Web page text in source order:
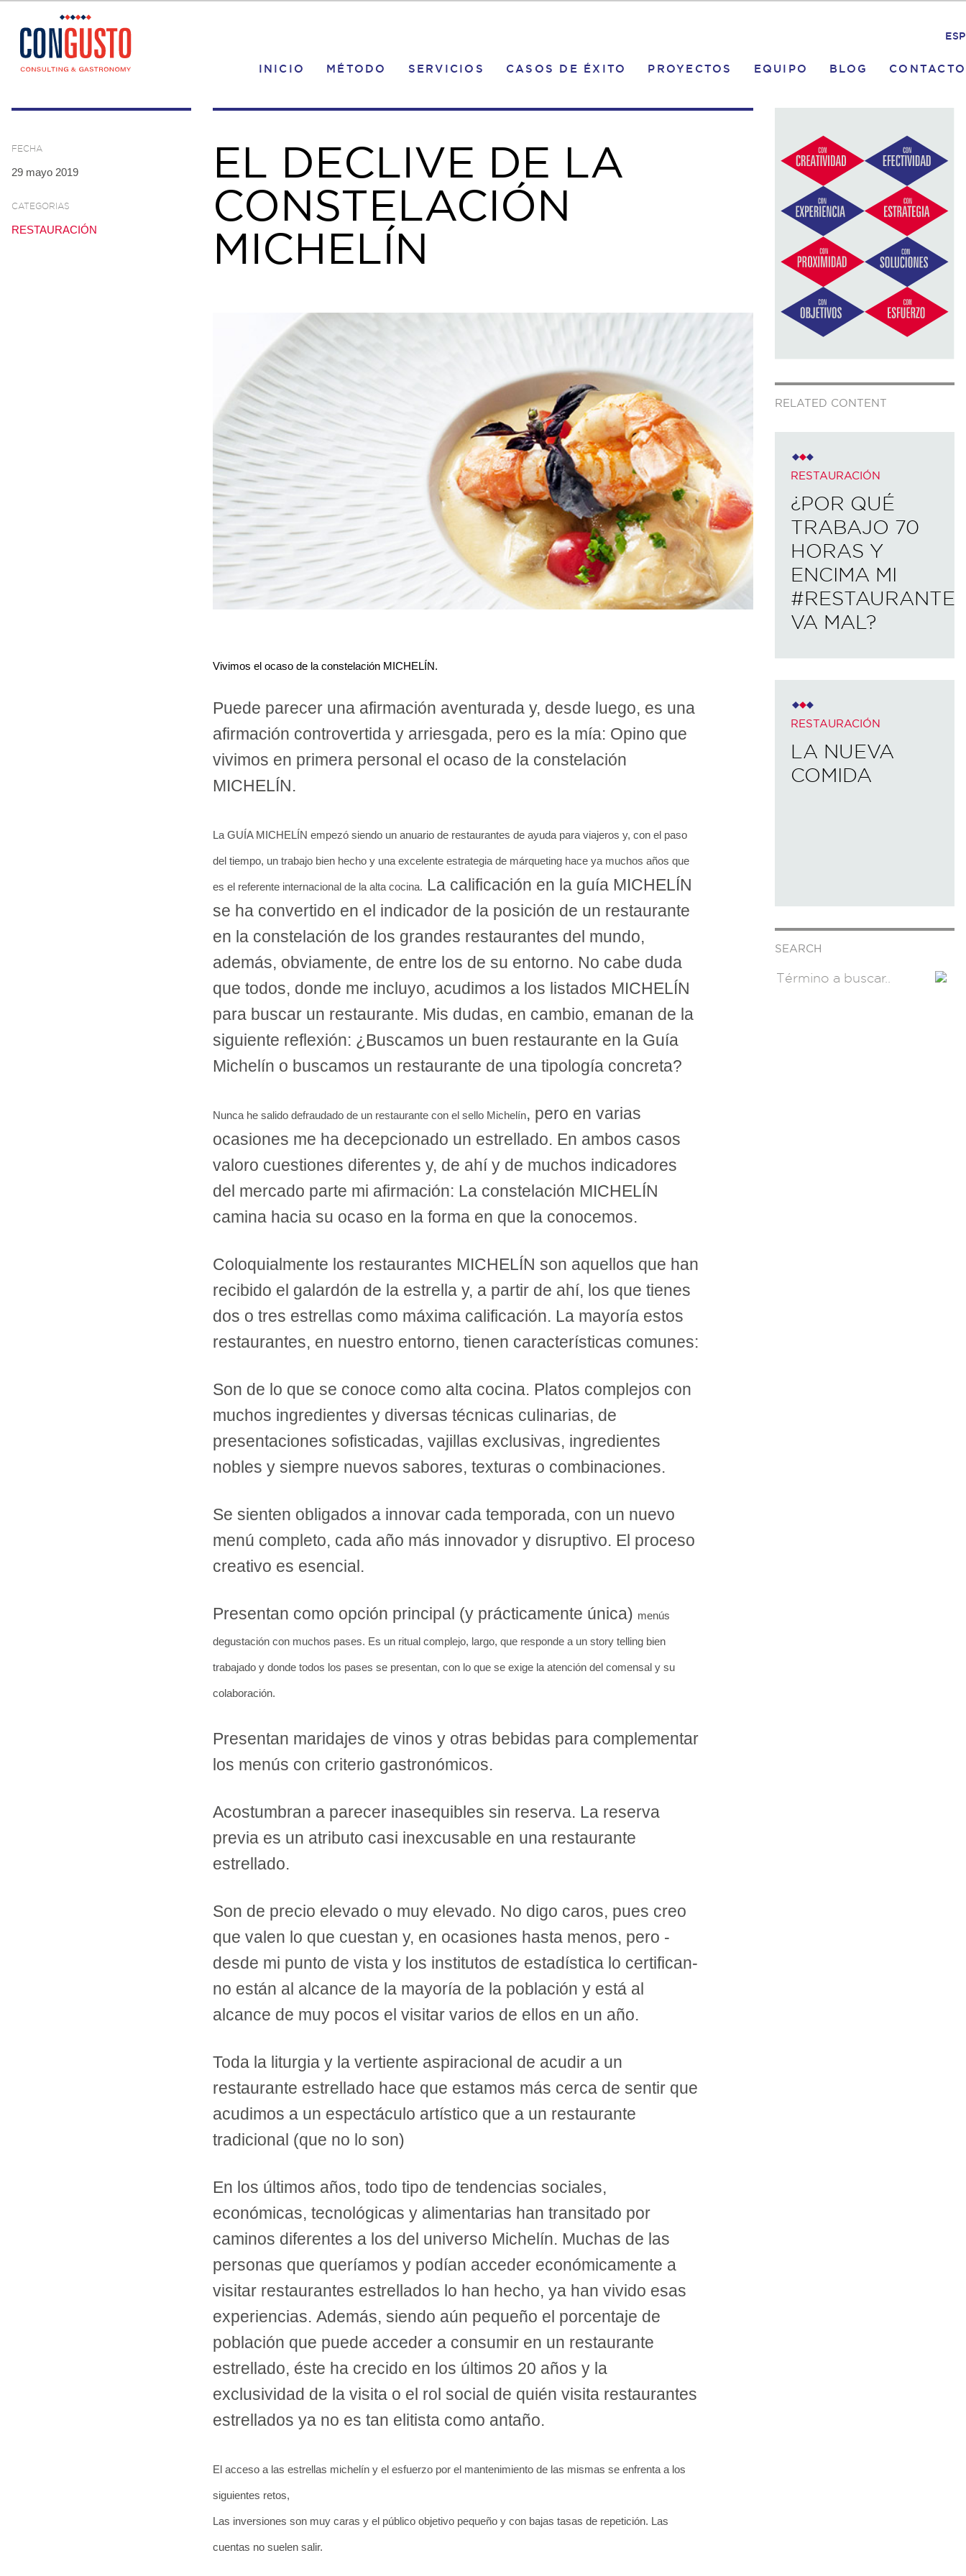
ESP
INICIO MÉTODO SERVICIOS CASOS DE ÉXITO PROYECTOS EQUIPO BLOG CONTACTO
FECHA
29 mayo 2019
CATEGORIAS
RESTAURACIÓN
EL DECLIVE DE LA
CONSTELACIÓN
MICHELÍN
Vivimos el ocaso de la constelación MICHELÍN.
Puede parecer una afirmación aventurada y, desde luego, es una
afirmación controvertida y arriesgada, pero es la mía: Opino que
vivimos en primera personal el ocaso de la constelación
MICHELÍN.
La GUÍA MICHELÍN empezó siendo un anuario de restaurantes de ayuda para viajeros y, con el paso
del tiempo, un trabajo bien hecho y una excelente estrategia de márqueting hace ya muchos años que
es el referente internacional de la alta cocina. La calificación en la guía MICHELÍN
se ha convertido en el indicador de la posición de un restaurante
en la constelación de los grandes restaurantes del mundo,
además, obviamente, de entre los de su entorno. No cabe duda
que todos, donde me incluyo, acudimos a los listados MICHELÍN
para buscar un restaurante. Mis dudas, en cambio, emanan de la
siguiente reflexión: ¿Buscamos un buen restaurante en la Guía
Michelín o buscamos un restaurante de una tipología concreta?
Nunca he salido defraudado de un restaurante con el sello Michelín, pero en varias
ocasiones me ha decepcionado un estrellado. En ambos casos
valoro cuestiones diferentes y, de ahí y de muchos indicadores
del mercado parte mi afirmación: La constelación MICHELÍN
camina hacia su ocaso en la forma en que la conocemos.
Coloquialmente los restaurantes MICHELÍN son aquellos que han
recibido el galardón de la estrella y, a partir de ahí, los que tienes
dos o tres estrellas como máxima calificación. La mayoría estos
restaurantes, en nuestro entorno, tienen características comunes:
Son de lo que se conoce como alta cocina. Platos complejos con
muchos ingredientes y diversas técnicas culinarias, de
presentaciones sofisticadas, vajillas exclusivas, ingredientes
nobles y siempre nuevos sabores, texturas o combinaciones.
Se sienten obligados a innovar cada temporada, con un nuevo
menú completo, cada año más innovador y disruptivo. El proceso
creativo es esencial.
Presentan como opción principal (y prácticamente única) menús
degustación con muchos pases. Es un ritual complejo, largo, que responde a un story telling bien
trabajado y donde todos los pases se presentan, con lo que se exige la atención del comensal y su
colaboración.
Presentan maridajes de vinos y otras bebidas para complementar
los menús con criterio gastronómicos.
Acostumbran a parecer inasequibles sin reserva. La reserva
previa es un atributo casi inexcusable en una restaurante
estrellado.
Son de precio elevado o muy elevado. No digo caros, pues creo
que valen lo que cuestan y, en ocasiones hasta menos, pero -
desde mi punto de vista y los institutos de estadística lo certifican-
no están al alcance de la mayoría de la población y está al
alcance de muy pocos el visitar varios de ellos en un año.
Toda la liturgia y la vertiente aspiracional de acudir a un
restaurante estrellado hace que estamos más cerca de sentir que
acudimos a un espectáculo artístico que a un restaurante
tradicional (que no lo son)
En los últimos años, todo tipo de tendencias sociales,
económicas, tecnológicas y alimentarias han transitado por
caminos diferentes a los del universo Michelín. Muchas de las
personas que queríamos y podían acceder económicamente a
visitar restaurantes estrellados lo han hecho, ya han vivido esas
experiencias. Además, siendo aún pequeño el porcentaje de
población que puede acceder a consumir en un restaurante
estrellado, éste ha crecido en los últimos 20 años y la
exclusividad de la visita o el rol social de quién visita restaurantes
estrellados ya no es tan elitista como antaño.
El acceso a las estrellas michelín y el esfuerzo por el mantenimiento de las mismas se enfrenta a los
siguientes retos,
Las inversiones son muy caras y el público objetivo pequeño y con bajas tasas de repetición. Las
cuentas no suelen salir.
RELATED CONTENT
RESTAURACIÓN
¿POR QUÉ
TRABAJO 70
HORAS Y
ENCIMA MI
#RESTAURANTE
VA MAL?
RESTAURACIÓN
LA NUEVA
COMIDA
SEARCH